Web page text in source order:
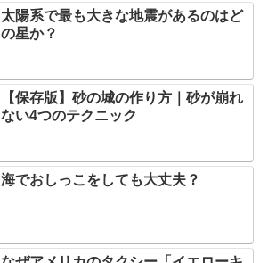
太陽系で最も大きな地震があるのはど
の星か？
【保存版】砂の城の作り方｜砂が崩れ
ない4つのテクニック
海でおしっこをしても大丈夫？